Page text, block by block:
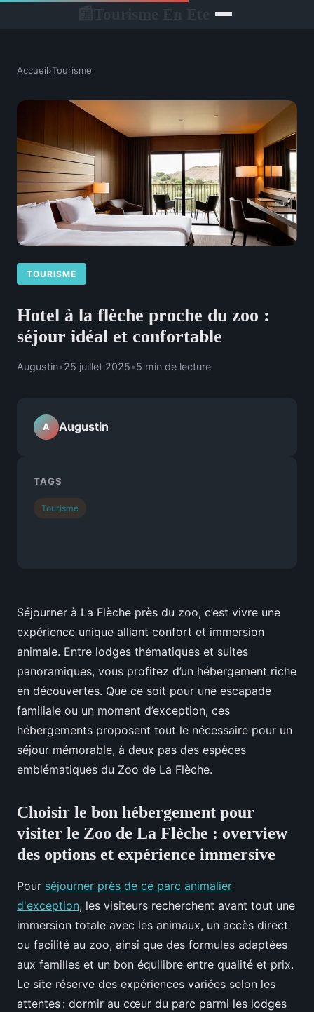
Accueil›Tourisme
TOURISME
Hotel à la flèche proche du zoo :
séjour idéal et confortable
Augustin•25 juillet 2025•5 min de lecture
Séjourner à La Flèche près du zoo, c’est vivre une
expérience unique alliant confort et immersion
animale. Entre lodges thématiques et suites
panoramiques, vous profitez d’un hébergement riche
en découvertes. Que ce soit pour une escapade
familiale ou un moment d’exception, ces
hébergements proposent tout le nécessaire pour un
séjour mémorable, à deux pas des espèces
emblématiques du Zoo de La Flèche.
Choisir le bon hébergement pour
visiter le Zoo de La Flèche : overview
des options et expérience immersive
Pour séjourner près de ce parc animalier
d'exception, les visiteurs recherchent avant tout une
immersion totale avec les animaux, un accès direct
ou facilité au zoo, ainsi que des formules adaptées
aux familles et un bon équilibre entre qualité et prix.
Le site réserve des expériences variées selon les
attentes : dormir au cœur du parc parmi les lodges
A Augustin
TAGS
Tourisme